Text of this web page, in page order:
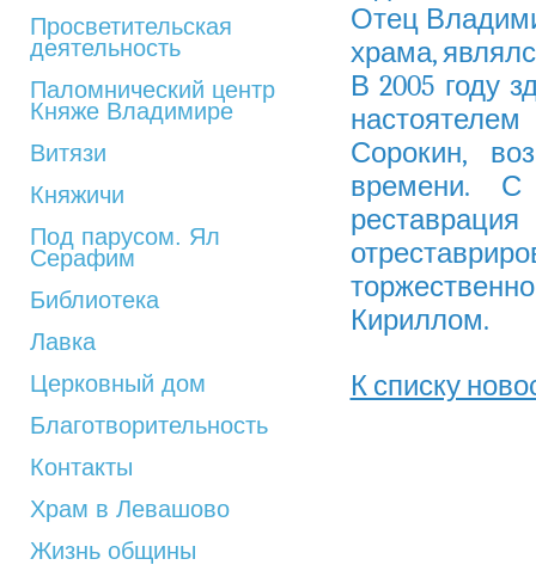
Просветительская
деятельность
Паломнический центр
Княже Владимире
Витязи
Княжичи
Под парусом. Ял
Серафим
Библиотека
Лавка
Церковный дом
Благотворительность
Контакты
Храм в Левашово
Жизнь общины
Отец
храма,
В 2005 году
Сорокин,
времени. С
Кириллом.
К списку